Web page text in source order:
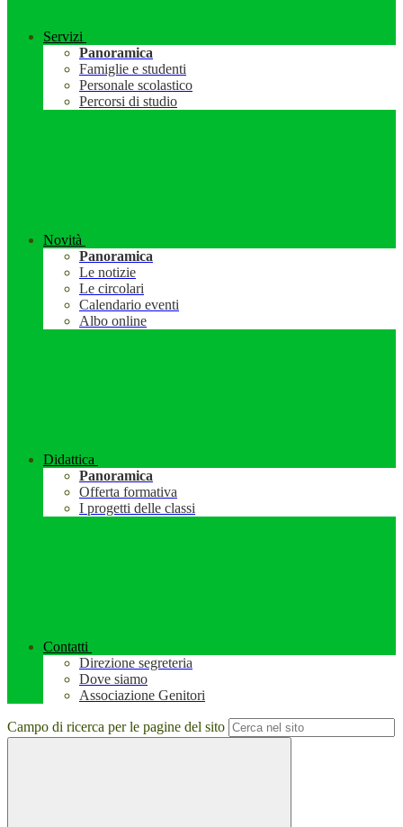
Servizi
Panoramica
Famiglie e studenti
Personale scolastico
Percorsi di studio
Novità
Panoramica
Le notizie
Le circolari
Calendario eventi
Albo online
Didattica
Panoramica
Offerta formativa
I progetti delle classi
Contatti
Direzione segreteria
Dove siamo
Associazione Genitori
Campo di ricerca per le pagine del sito